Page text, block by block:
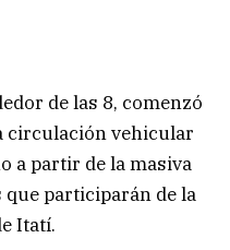
de las 8, comenzó
circulación vehicular
a partir de la masiva
participarán de la
Itatí.